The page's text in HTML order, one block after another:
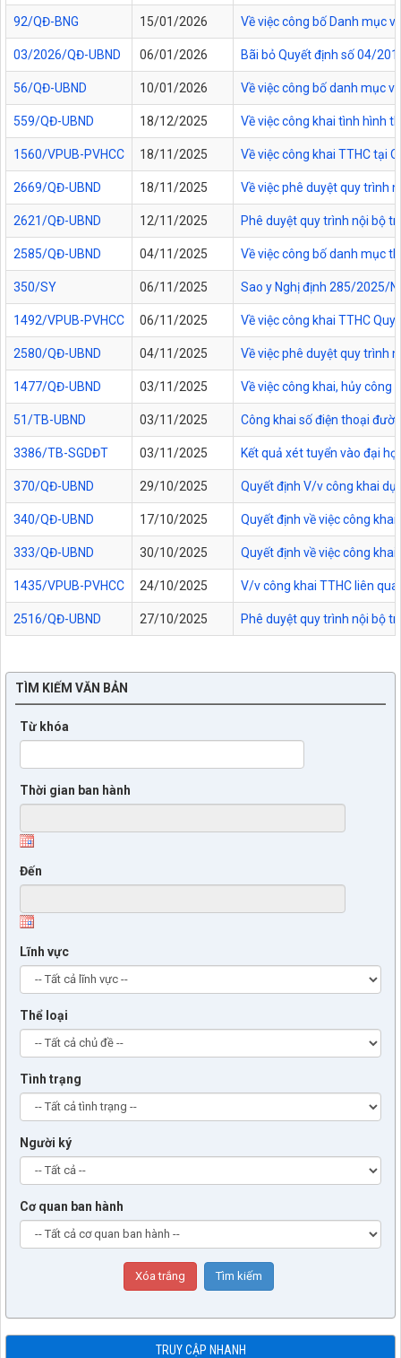
92/QĐ-BNG 15/01/2026 Về việc công bố Danh mục
03/2026/QĐ-UBND 06/01/2026 Bãi bỏ Quyết định số 04/
56/QĐ-UBND 10/01/2026 Về việc công bố danh mục
559/QĐ-UBND 18/12/2025 Về việc công khai tình hình
1560/VPUB-PVHCC 18/11/2025 Về việc công khai TTHC tại
2669/QĐ-UBND 18/11/2025 Về việc phê duyệt quy trình
2621/QĐ-UBND 12/11/2025 Phê duyệt quy trình nội bộ
2585/QĐ-UBND 04/11/2025 Về việc công bố danh mục
350/SY 06/11/2025 Sao y Nghị định 285/2025/
1492/VPUB-PVHCC 06/11/2025 Về việc công khai TTHC
2580/QĐ-UBND 04/11/2025 Về việc phê duyệt quy trình
1477/QĐ-UBND 03/11/2025 Về việc công khai, hủy công
51/TB-UBND 03/11/2025 Công khai số điện thoại
3386/TB-SGDĐT 03/11/2025 Kết quả xét tuyển vào đại
370/QĐ-UBND 29/10/2025 Quyết định V/v công khai
340/QĐ-UBND 17/10/2025 Quyết định về việc công
333/QĐ-UBND 30/10/2025 Quyết định về việc công
1435/VPUB-PVHCC 24/10/2025 V/v công khai TTHC liên
2516/QĐ-UBND 27/10/2025 Phê duyệt quy trình nội bộ
TÌM KIẾM VĂN BẢN
Từ khóa
Thời gian ban hành
Đến
Lĩnh vực
Thể loại
Tình trạng
Người ký
Cơ quan ban hành
TRUY CẬP NHANH